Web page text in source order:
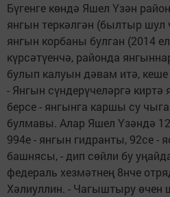
Бүгенге көндә Яшел Үзән
янгын теркәлгән (былтыр шул
янгын корбаны булган (2014
күрсәтүенчә, районда
булып калуын дәвам итә, кеше
- Янгын сүндерүчеләргә
берсе - янгынга каршы су
булмавы. Алар Яшел Үзәндә
994е - янгын гидранты, 92се -
башнясы, - дип сөйли бу
федераль хезмәтнең 8нче
Хәлиуллин. - Чагыштыру